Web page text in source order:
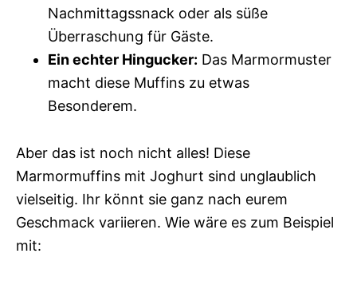
Nachmittagssnack oder als süße
Überraschung für Gäste.
Ein echter Hingucker: Das Marmormuster
macht diese Muffins zu etwas
Besonderem.
Aber das ist noch nicht alles! Diese
Marmormuffins mit Joghurt sind unglaublich
vielseitig. Ihr könnt sie ganz nach eurem
Geschmack variieren. Wie wäre es zum Beispiel
mit: